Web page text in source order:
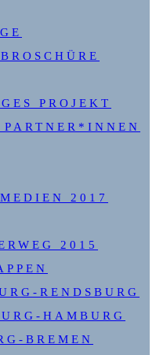
PROJEKT
PARTNER*INNEN
2017
2015
RENDSBURG
HAMBURG
BREMEN